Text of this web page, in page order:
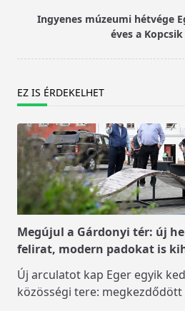
reader-
text">Page</span>
Ingyenes múzeumi hétvége
éves a
EZ IS ÉRDEKELHET
Megújul a Gárdonyi tér: új
felirat, modern padokat is
Új arculatot kap Eger egyik
közösségi tere: megkezdődött